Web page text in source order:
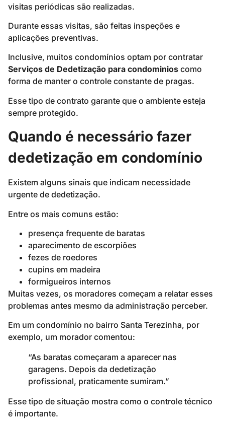
visitas periódicas são realizadas.
Durante essas visitas, são feitas inspeções e
aplicações preventivas.
Inclusive, muitos condomínios optam por contratar
Serviços de Dedetização para condominios como
forma de manter o controle constante de pragas.
Esse tipo de contrato garante que o ambiente esteja
sempre protegido.
Quando é necessário fazer
dedetização em condomínio
Existem alguns sinais que indicam necessidade
urgente de dedetização.
Entre os mais comuns estão:
presença frequente de baratas
aparecimento de escorpiões
fezes de roedores
cupins em madeira
formigueiros internos
Muitas vezes, os moradores começam a relatar esses
problemas antes mesmo da administração perceber.
Em um condomínio no bairro Santa Terezinha, por
exemplo, um morador comentou:
“As baratas começaram a aparecer nas
garagens. Depois da dedetização
profissional, praticamente sumiram.”
Esse tipo de situação mostra como o controle técnico
é importante.